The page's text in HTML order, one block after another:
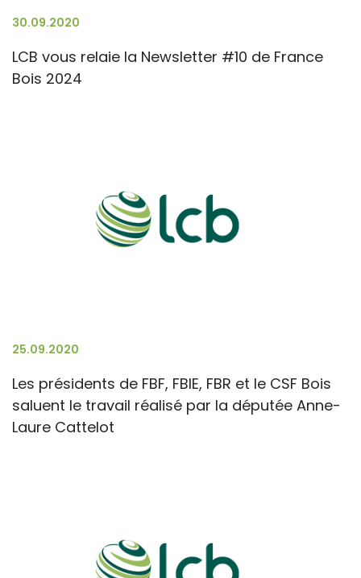
30.09.2020
LCB vous relaie la Newsletter #10 de France
Bois 2024
25.09.2020
Les présidents de FBF, FBIE, FBR et le CSF Bois
saluent le travail réalisé par la députée Anne-
Laure Cattelot